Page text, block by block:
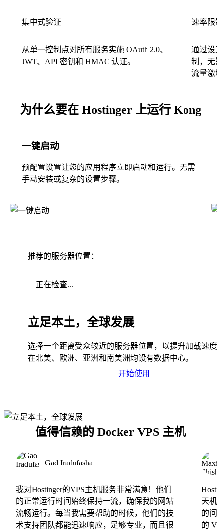
集中式验证
从单一控制点对所有服务实施 OAuth 2.0、
JWT、API 密钥和 HMAC 认证。
速率限
通过设
制，无
流量激
为什么要在 Hostinger 上运行 Kong
一键启动
预配置设置让您的应用程序立即启动和运行。无需
手动安装或复杂的设置步骤。
推荐的服务器位置：
正在检查...
立足本土，全球发展
选择一个距离受众较近的服务器位置，以提升加载速度
在北美、欧洲、亚洲和南美洲均设有数据中心。
开始使用
值得信赖的 Docker VPS 主机
Gad Iradufasha
我对Hostinger的VPS主机服务非常满意！他们
的正常运行时间始终保持一流，确保我的网站
流畅运行。每当我需要帮助的时候，他们的技
术支持团队都能迅速响应，足够专业，而且很
天机
的问
的